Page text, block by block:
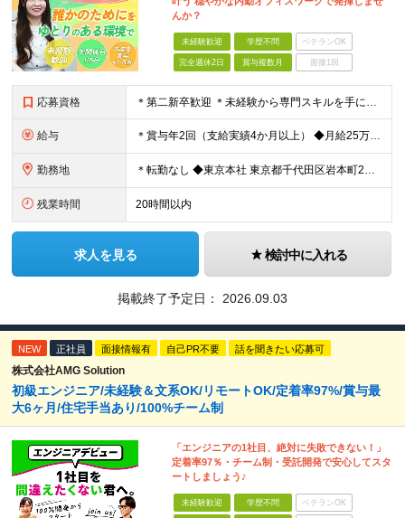
んか？
未経験歓迎 学歴不問 ベテランOK
完全週休2日 賞与複数月 面接1回
応募資格 ＊第二新卒歓迎 ＊未経験から専門スキルを手に！ ◆基本的なPCスキル （WordやExcelでの文字入力、データ編集が可能な程度を想定しています） ◆学歴不問 ★求める人物像： ・「誰かのサポート
給与 ＊賞与年2回（支給実績4か月以上） ◆月給25万円以上（各種手当含む＋残業代＋賞与年2回 ※残業代は全額支給 ※試用期間3か月あり（試用期間中の一部手当の支給なし/給与差異なし） 【固定残業代につ
勤務地 ＊転勤なし ◆東京本社 東京都千代⽥区岩本町2丁⽬8番12号 NKビル9F ※(変更の範囲)変更なし
残業時間 20時間以内
求人を見る 検討中に入れる
掲載終了予定日： 2026.09.03
NEW 正社員 面接情報有 自己PR不要 話を聞きたい応募可
株式会社AMG Solution
初級エンジニア/未経験＆文系OK/リモートOK/定着率97%/賞与最
大6ヶ月/住宅手当あり/100%チーム制
「エンジニアの1社目、絶対に失敗できない！」
定着率97％・チーム制・受託開発で安心してスタ
ートしましょう♪
未経験歓迎 学歴不問 ベテランOK